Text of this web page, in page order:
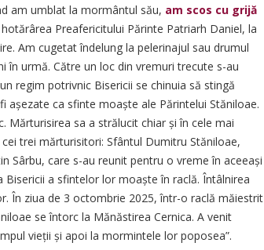
am umblat la mormântul său, am scos cu grijă
Preafericitului Părinte Patriarh Daniel, la
Am cugetat îndelung la pelerinajul sau drumul
în urmă. Către un loc din vremuri trecute s-au
regim potrivnic Bisericii se chinuia să stingă
ca sfinte moaște ale Părintelui Stăni­loae.
Mărtu­risirea sa a strălucit chiar și în cele mai
trei mărturisitori: Sfântul Dumitru Stăniloae,
Sârbu, care s-au reunit pentru o vreme în aceeași
a sfintelor lor moaște în raclă. Întâlnirea
În ziua de 3 octombrie 2025, într-o raclă măies­trit
se întorc la Mănăstirea Cernica. A venit
vieții și apoi la mormintele lor poposea”.